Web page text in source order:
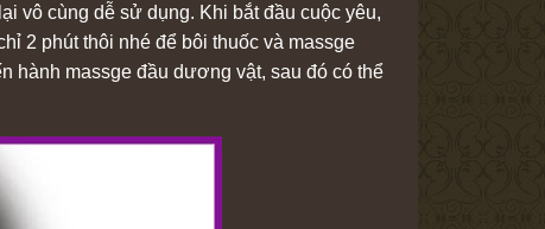
vô cùng dễ sử dụng. Khi bắt đầu cuộc yêu,
2 phút thôi nhé để bôi thuốc và massge
hành massge đầu dương vật, sau đó có thể